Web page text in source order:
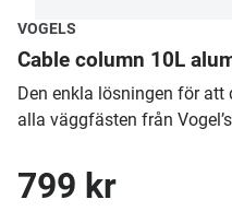
VOGELS
Cable column 10L
Den enkla lösningen för att
alla väggfästen från
799 kr